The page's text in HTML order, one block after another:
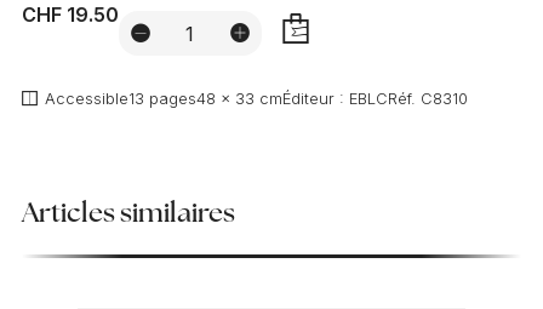
CHF 19.50
Accessible13 pages48 x 33 cmÉditeur : EBLCRéf. C8310
Articles similaires